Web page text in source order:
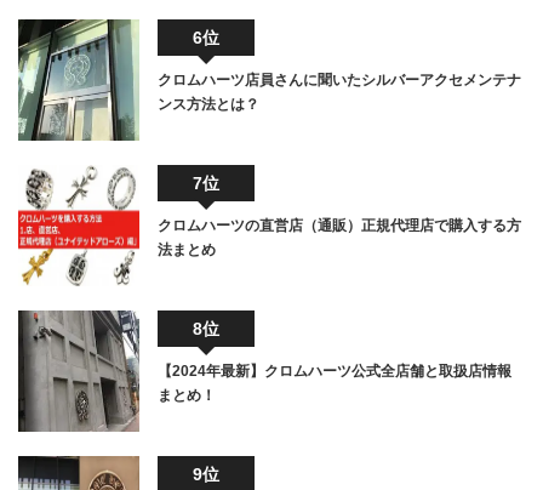
6位
クロムハーツ店員さんに聞いたシルバーアクセメンテナ
ンス方法とは？
7位
クロムハーツの直営店（通販）正規代理店で購入する方
法まとめ
8位
【2024年最新】クロムハーツ公式全店舗と取扱店情報
まとめ！
9位